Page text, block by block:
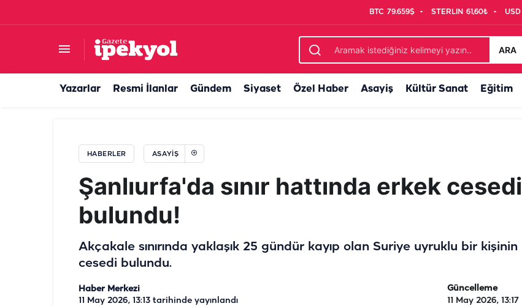
BTC 79.659$ STERLIN 61,60₺ USD
ARA
Yazarlar Resmi İlanlar Gündem Siyaset Özel Haber Asayiş Kültür Sanat Eğitim
HABERLER ASAYIŞ
Şanlıurfa'da sınır hattında erkek cesedi
bulundu!
Akçakale sınırında yaklaşık 25 gündür kayıp olan Suriye uyruklu bir kişinin
cesedi bulundu.
Haber Merkezi
11 May 2026, 13:13 tarihinde yayınlandı
Güncelleme
11 May 2026, 13:17